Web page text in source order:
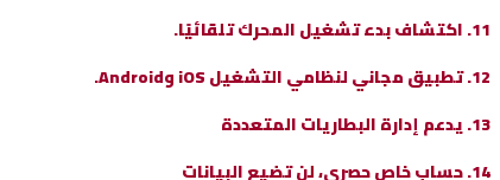
11. اكتشاف بدء تشغيل المحرك تلقائيًا.
12. تطبيق مجاني لنظامي التشغيل iOS وAndroid.
13. يدعم إدارة البطاريات المتعددة
14. حساب خاص حصري، لن تضيع البيانات